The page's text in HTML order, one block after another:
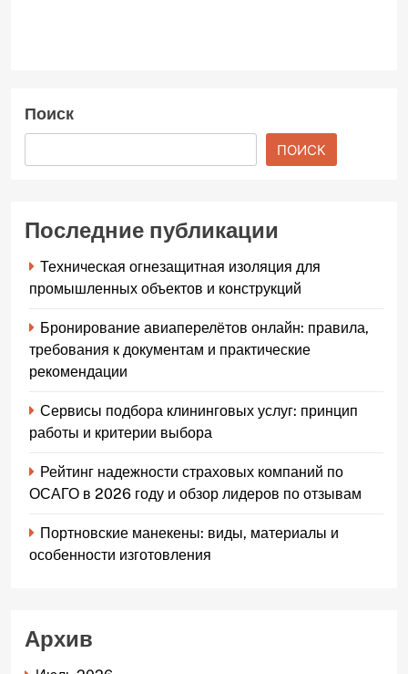
Поиск
ПОИСК
Последние публикации
Техническая огнезащитная изоляция для
промышленных объектов и конструкций
Бронирование авиаперелётов онлайн: правила,
требования к документам и практические
рекомендации
Сервисы подбора клининговых услуг: принцип
работы и критерии выбора
Рейтинг надежности страховых компаний по
ОСАГО в 2026 году и обзор лидеров по отзывам
Портновские манекены: виды, материалы и
особенности изготовления
Архив